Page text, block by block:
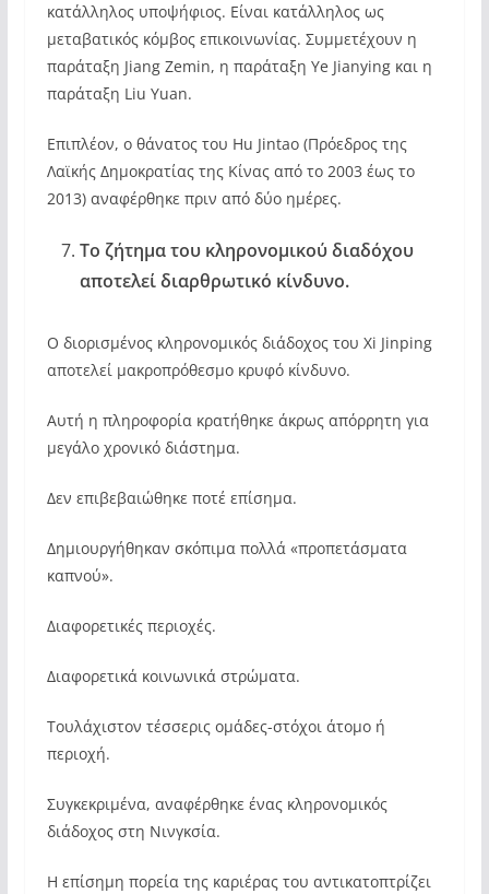
κατάλληλος υποψήφιος. Είναι κατάλληλος ως
μεταβατικός κόμβος επικοινωνίας. Συμμετέχουν η
παράταξη Jiang Zemin, η παράταξη Ye Jianying και η
παράταξη Liu Yuan.
Επιπλέον, ο θάνατος του Hu Jintao (Πρόεδρος της
Λαϊκής Δημοκρατίας της Κίνας από το 2003 έως το
2013) αναφέρθηκε πριν από δύο ημέρες.
Το ζήτημα του κληρονομικού διαδόχου
αποτελεί διαρθρωτικό κίνδυνο.
Ο διορισμένος κληρονομικός διάδοχος του Xi Jinping
αποτελεί μακροπρόθεσμο κρυφό κίνδυνο.
Αυτή η πληροφορία κρατήθηκε άκρως απόρρητη για
μεγάλο χρονικό διάστημα.
Δεν επιβεβαιώθηκε ποτέ επίσημα.
Δημιουργήθηκαν σκόπιμα πολλά «προπετάσματα
καπνού».
Διαφορετικές περιοχές.
Διαφορετικά κοινωνικά στρώματα.
Τουλάχιστον τέσσερις ομάδες-στόχοι άτομο ή
περιοχή.
Συγκεκριμένα, αναφέρθηκε ένας κληρονομικός
διάδοχος στη Νινγκσία.
Η επίσημη πορεία της καριέρας του αντικατοπτρίζει